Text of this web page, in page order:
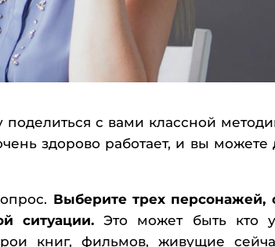
с вами классной
здорово работает, и вы можете
Выберите трех персонажей,
ситуации. Это может быть кто
книг, фильмов, живущие